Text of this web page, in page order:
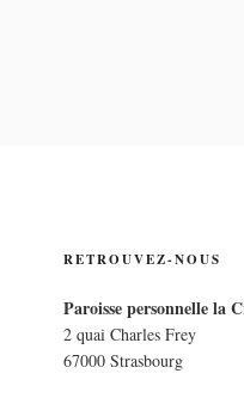
RETROUVEZ-NOUS
Paroisse personnelle la
2 quai Charles Frey
67000 Strasbourg